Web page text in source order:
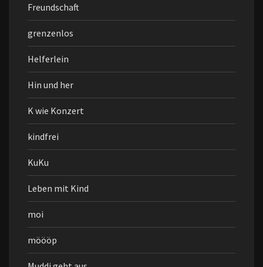
Freundschaft
grenzenlos
Helferlein
Hin und her
K wie Konzert
kindfrei
KuKu
Leben mit Kind
moi
möööp